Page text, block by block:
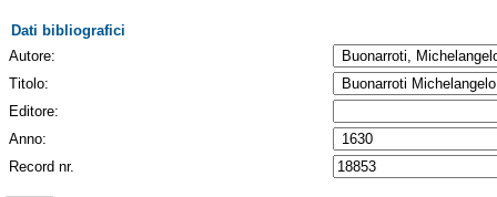
Dati bibliografici
Autore:
Titolo:
Editore:
Anno:
Record nr.